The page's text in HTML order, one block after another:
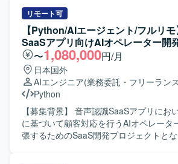
各種ログデータを抽出・クレンジング・
ます。 集計したデータをサービスとして
リケーションの開発・保守・運用を担当
す。 【求める人物像】 ログデータや大量データの取り扱い
に興味を持ち、主体的に学習しながら業
ただける方を求めています。 チームメン
らコミュニケーションを取り、自ら課題
けて動ける方を歓迎いたします。 【ポジションの魅力】 多
様なログデータを用いたデータ利活用
ことで、データ解析やデータ基盤構築の
ただけます。 WEBアプリケーション開
リモート可
【Python/AIエージェント/フルリ
SaaSアプリ向けAIオペレーター開
〜1,080,000円/月
日本国外
AIエンジニア(業務委託・フリーラン
Python
【募集背景】 音声認識SaaSアプリにお
に基づいて顧客対応を行うAIオペレータ
張するためのSaaS開発プロジェクトとなります